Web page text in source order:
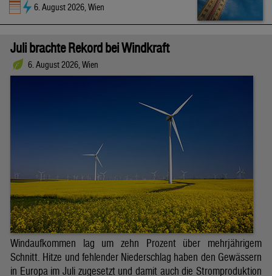
6. August 2026, Wien
Juli brachte Rekord bei Windkraft
6. August 2026, Wien
Windaufkommen lag um zehn Prozent über mehrjährigem
Schnitt. Hitze und fehlender Niederschlag haben den Gewässern
in Europa im Juli zugesetzt und damit auch die Stromproduktion